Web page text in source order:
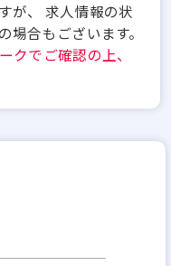
が、 求人情報の状
場合もございます。
クでご確認の上、